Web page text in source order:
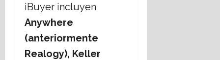
iBuyer incluyen
Anywhere
(anteriormente
Realogy), Keller